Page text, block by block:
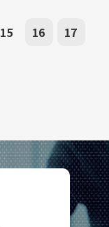
15 16 17